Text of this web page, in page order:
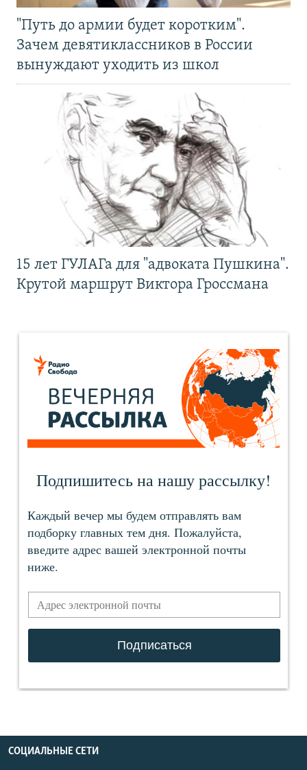
"Путь до армии будет коротким".
Зачем девятиклассников в России
вынуждают уходить из школ
15 лет ГУЛАГа для "адвоката Пушкина".
Крутой маршрут Виктора Гроссмана
СОЦИАЛЬНЫЕ СЕТИ